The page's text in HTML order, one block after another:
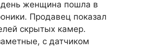
женщина пошла в
Продавец показал
скрытых камер.
с датчиком